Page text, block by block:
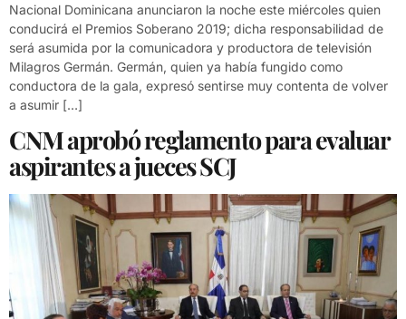
Nacional Dominicana anunciaron la noche este miércoles quien
conducirá el Premios Soberano 2019; dicha responsabilidad de
será asumida por la comunicadora y productora de televisión
Milagros Germán. Germán, quien ya había fungido como
conductora de la gala, expresó sentirse muy contenta de volver
a asumir […]
CNM aprobó reglamento para evaluar
aspirantes a jueces SCJ